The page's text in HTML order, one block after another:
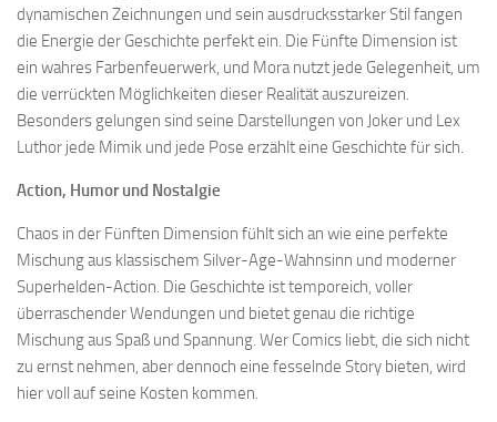
dynamischen Zeichnungen und sein ausdrucksstarker Stil fangen
die Energie der Geschichte perfekt ein. Die Fünfte Dimension ist
ein wahres Farbenfeuerwerk, und Mora nutzt jede Gelegenheit, um
die verrückten Möglichkeiten dieser Realität auszureizen.
Besonders gelungen sind seine Darstellungen von Joker und Lex
Luthor jede Mimik und jede Pose erzählt eine Geschichte für sich.
Action, Humor und Nostalgie
Chaos in der Fünften Dimension fühlt sich an wie eine perfekte
Mischung aus klassischem Silver-Age-Wahnsinn und moderner
Superhelden-Action. Die Geschichte ist temporeich, voller
überraschender Wendungen und bietet genau die richtige
Mischung aus Spaß und Spannung. Wer Comics liebt, die sich nicht
zu ernst nehmen, aber dennoch eine fesselnde Story bieten, wird
hier voll auf seine Kosten kommen.